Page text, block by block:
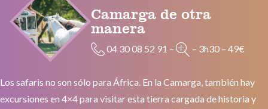
Camarga de otra
manera
04 30 08 52 91 – – 3h30 – 49€
Los safaris no son sólo para África. En la Camarga, también hay
excursiones en 4×4 para visitar esta tierra cargada de historia y